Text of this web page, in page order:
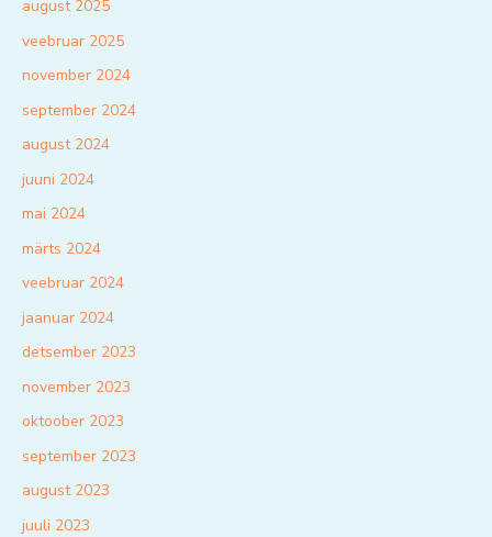
august 2025
veebruar 2025
november 2024
september 2024
august 2024
juuni 2024
mai 2024
märts 2024
veebruar 2024
jaanuar 2024
detsember 2023
november 2023
oktoober 2023
september 2023
august 2023
juuli 2023